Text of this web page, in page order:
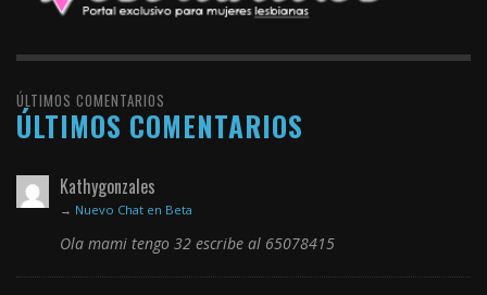
ÚLTIMOS COMENTARIOS
ÚLTIMOS COMENTARIOS
Kathygonzales
→ Nuevo Chat en Beta
Ola mami tengo 32 escribe al 65078415